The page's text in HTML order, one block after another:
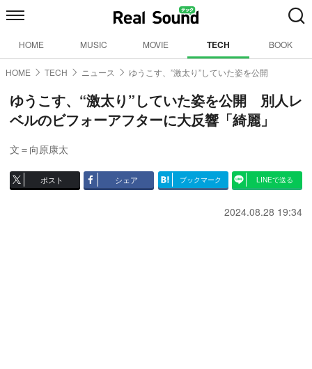
HOME MUSIC MOVIE TECH BOOK
HOME TECH ニュース ゆうこす、”激太り”していた姿を公開
ゆうこす、“激太り”していた姿を公開 別人レ
ベルのビフォーアフターに大反響「綺麗」
文＝向原康太
ポスト シェア ブックマーク LINEで送る
2024.08.28 19:34